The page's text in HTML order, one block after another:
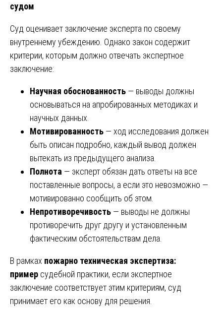
судом
Суд оценивает заключение эксперта по своему
внутреннему убеждению. Однако закон содержит
критерии, которым должно отвечать экспертное
заключение:
Научная обоснованность — выводы должны
основываться на апробированных методиках и
научных данных.
Мотивированность — ход исследования должен
быть описан подробно, каждый вывод должен
вытекать из предыдущего анализа.
Полнота — эксперт обязан дать ответы на все
поставленные вопросы, а если это невозможно —
мотивированно сообщить об этом.
Непротиворечивость — выводы не должны
противоречить друг другу и установленным
фактическим обстоятельствам дела.
В рамках пожарно техническая экспертиза:
пример судебной практики, если экспертное
заключение соответствует этим критериям, суд
принимает его как основу для решения.